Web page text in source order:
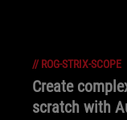
// ROG-STRIX-SCOPE
Create
scratch with